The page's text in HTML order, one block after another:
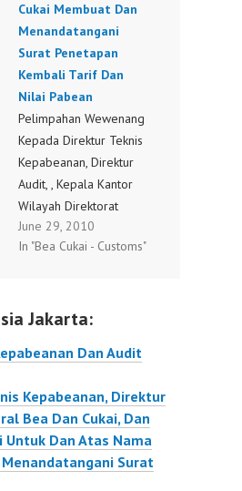
Cukai Membuat Dan
Menandatangani
Surat Penetapan
Kembali Tarif Dan
Nilai Pabean
Pelimpahan Wewenang
Kepada Direktur Teknis
Kepabeanan, Direktur
Audit, , Kepala Kantor
Wilayah Direktorat
Jenderal Bea Dan Cukai,
Dan Kepala Kantor
Atas Nama Direktur
Membuat Dan
Penetapan Kembali Tarif
Dan Nilai Pabean KEP-
43BC_2010.pdf
June 29, 2010
In "Bea Cukai - Customs"
Jakarta:
Dan Audit
Kepabeanan, Direktur
Bea Dan Cukai, Dan
Untuk Dan Atas Nama
Surat